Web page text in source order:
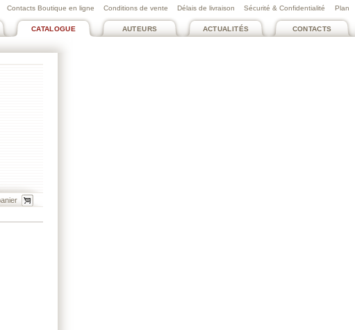
Plan
Contacts Boutique en ligne Conditions de vente Délais de livraison Sécurité & Confidentialité
CONTACTS
ACTUALITÉS
AUTEURS
CATALOGUE